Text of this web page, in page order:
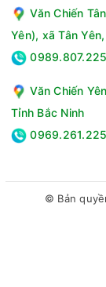
Văn Chiến
Yên), xã Tân
0989.807.225
Văn Chiến
Tỉnh Bắc Ninh
0969.261.225
© Bản